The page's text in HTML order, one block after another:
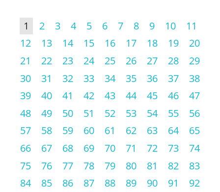
1 2 3 4 5 6 7 8 9 10
11
12
13 14 15 16 17 18 19
20
21
22 23 24 25 26 27 28
29
30
31 32 33 34 35 36 37
38
39
40 41 42 43 44 45 46
47
48
49 50 51 52 53 54 55
56
57
58 59 60 61 62 63 64
65
66
67 68 69 70 71 72 73
74
75
76 77 78 79 80 81 82
83
84
85 86 87 88 89 90 91
92